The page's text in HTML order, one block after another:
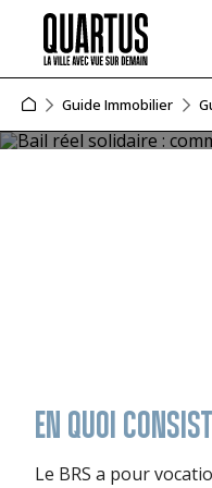
Guide Immobilier
BAIL RÉEL
Grâce aux
EN QUOI
Le BRS a pour